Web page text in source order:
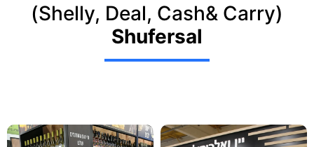
(Shelly, Deal, Cash& Carry)
Shufersal